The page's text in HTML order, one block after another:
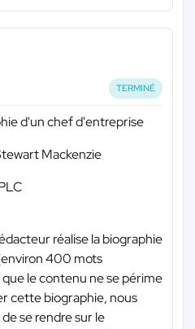
TERMINÉ
d'un chef d'entreprise
Mackenzie
réalise la biographie
400 mots
le contenu ne se périme
cette biographie, nous
se rendre sur le